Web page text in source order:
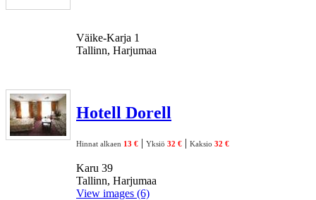
Väike-Karja 1
Tallinn, Harjumaa
Hotell Dorell
Hinnat alkaen 13 € | Yksiö 32 € | Kaksio 32 €
Karu 39
Tallinn, Harjumaa
View images (6)